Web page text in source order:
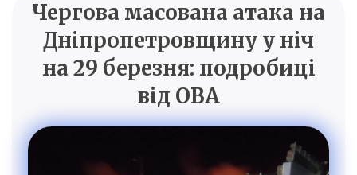
SVOI.DP.UA
Новини Дніпра
Чергова масована атака на
Дніпропетровщину у ніч
на 29 березня: подробиці
від ОВА